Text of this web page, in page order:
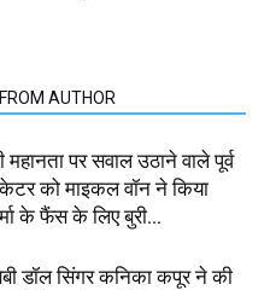
AUTHOR
महानता पर सवाल उठाने वाले पूर्व
को माइकल वॉन ने किया
के फैंस के लिए बुरी...
डॉल सिंगर कनिका कपूर ने की